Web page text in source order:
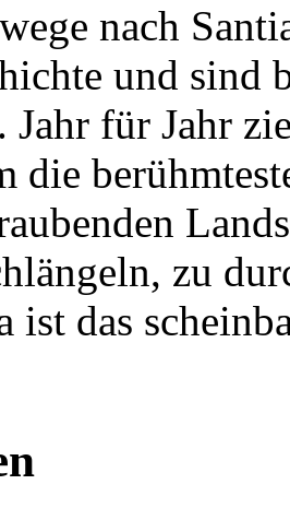
nach
und
Jahr für Jahr
die
zu
ist das